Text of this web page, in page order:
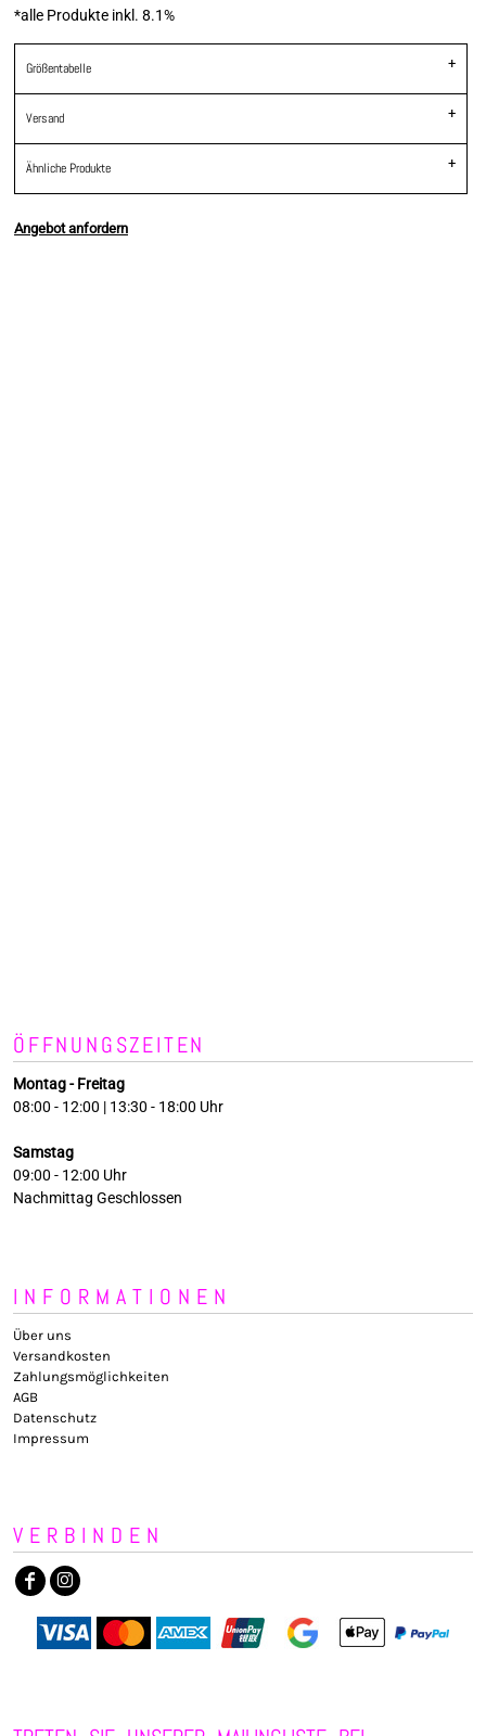
*alle Produkte inkl. 8.1%
Größentabelle
Versand
Ähnliche Produkte
Angebot anfordern
ÖFFNUNGSZEITEN
Montag - Freitag
08:00 - 12:00 | 13:30 - 18:00 Uhr
Samstag
09:00 - 12:00 Uhr
Nachmittag Geschlossen
INFORMATIONEN
Über uns
Versandkosten
Zahlungsmöglichkeiten
AGB
Datenschutz
Impressum
VERBINDEN